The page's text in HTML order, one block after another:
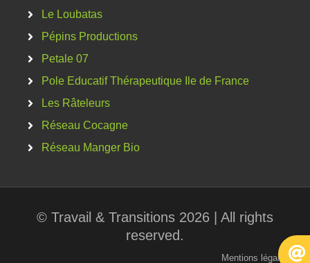
Le Loubatas
Pépins Productions
Petale 07
Pole Educatif Thérapeutique Ile de France
Les Râteleurs
Réseau Cocagne
Réseau Manger Bio
© Travail & Transitions 2026 | All rights
reserved.
Mentions légales